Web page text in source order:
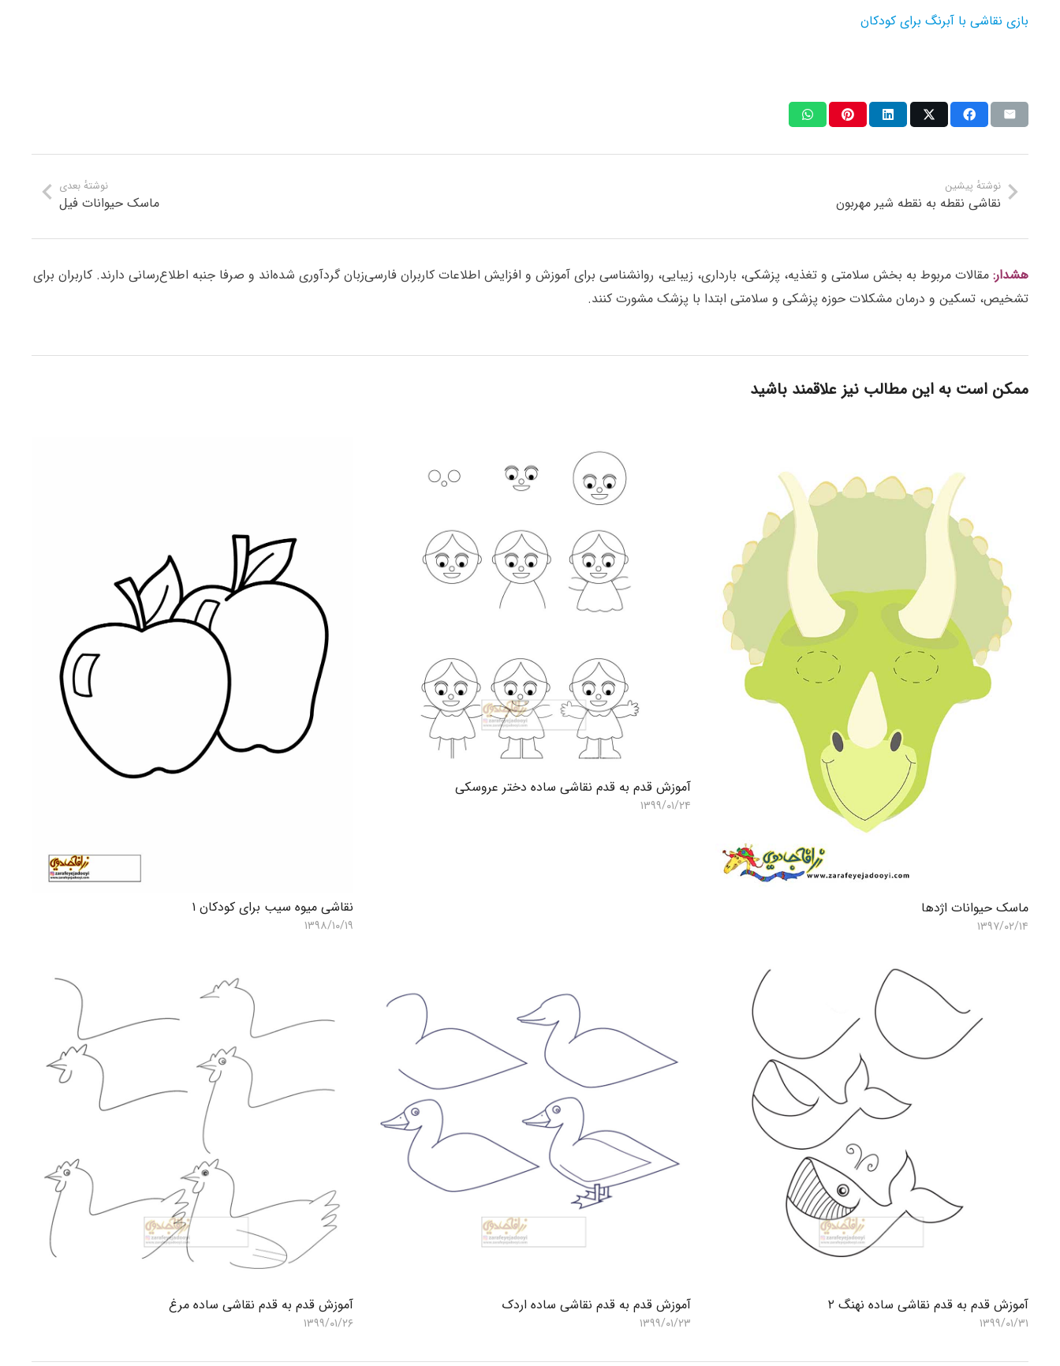
بازی نقاشی با آبرنگ برای کودکان
نوشتهٔ بعدی
ماسک حیوانات فیل
نوشتهٔ پیشین
نقاشی نقطه به نقطه شیر مهربون
هشدار: مقالات مربوط به بخش سلامتی و تغذیه، پزشکی، بارداری، زیبایی، روانشناسی برای آموزش و افزایش اطلاعات کاربران فارسی‌زبان گردآوری شده‌اند و صرفا جنبه اطلاع‌رسانی دارند. کاربران برای
تشخیص، تسکین و درمان مشکلات حوزه پزشکی و سلامتی ابتدا با پزشک مشورت کنند.
ممکن است به این مطالب نیز علاقمند باشید
ماسک حیوانات اژدها
۱۳۹۷/۰۲/۱۴
آموزش قدم به قدم نقاشی ساده دختر عروسکی
۱۳۹۹/۰۱/۲۴
نقاشی میوه سیب برای کودکان ۱
۱۳۹۸/۱۰/۱۹
آموزش قدم به قدم نقاشی ساده نهنگ ۲
۱۳۹۹/۰۱/۳۱
آموزش قدم به قدم نقاشی ساده اردک
۱۳۹۹/۰۱/۲۳
آموزش قدم به قدم نقاشی ساده مرغ
۱۳۹۹/۰۱/۲۶